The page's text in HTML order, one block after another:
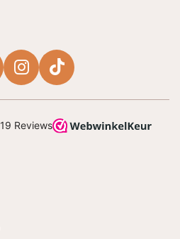
I
t
T
T